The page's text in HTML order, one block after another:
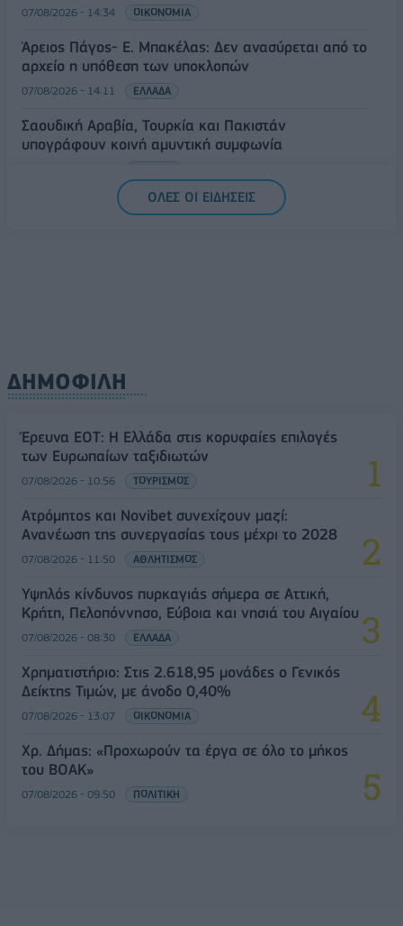
07/08/2026 - 14:34 ΟΙΚΟΝΟΜΙΑ
Άρειος Πάγος- Ε. Μπακέλας: Δεν ανασύρεται από το
αρχείο η υπόθεση των υποκλοπών
07/08/2026 - 14:11 ΕΛΛΑΔΑ
Σαουδική Αραβία, Τουρκία και Πακιστάν
υπογράφουν κοινή αμυντική συμφωνία
ΟΛΕΣ ΟΙ ΕΙΔΗΣΕΙΣ
ΔΗΜΟΦΙΛΗ
Έρευνα ΕΟΤ: Η Ελλάδα στις κορυφαίες επιλογές
των Ευρωπαίων ταξιδιωτών
07/08/2026 - 10:56 ΤΟΥΡΙΣΜΟΣ
Ατρόμητος και Novibet συνεχίζουν μαζί:
Ανανέωση της συνεργασίας τους μέχρι το 2028
07/08/2026 - 11:50 ΑΘΛΗΤΙΣΜΟΣ
Υψηλός κίνδυνος πυρκαγιάς σήμερα σε Αττική,
Κρήτη, Πελοπόννησο, Εύβοια και νησιά του Αιγαίου
07/08/2026 - 08:30 ΕΛΛΑΔΑ
Χρηματιστήριο: Στις 2.618,95 μονάδες ο Γενικός
Δείκτης Τιμών, με άνοδο 0,40%
07/08/2026 - 13:07 ΟΙΚΟΝΟΜΙΑ
Χρ. Δήμας: «Προχωρούν τα έργα σε όλο το μήκος
του ΒΟΑΚ»
07/08/2026 - 09:50 ΠΟΛΙΤΙΚΗ